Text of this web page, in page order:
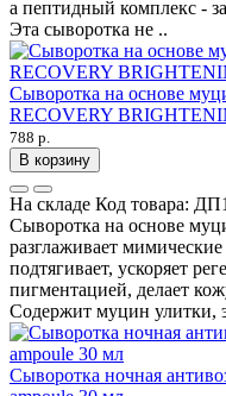
а пептидный комплекс -
Эта сыворотка не ..
Сыворотка на основе
RECOVERY
788 р.
В корзину
На складе Код товара:
Сыворотка на основе
разглаживает
подтягивает, ускоряет
пигментацией, делает
Содержит муцин улитки,
Сыворотка ночная